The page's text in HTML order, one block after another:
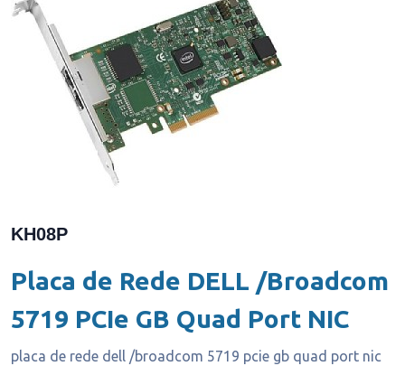
KH08P
Placa de Rede DELL /Broadcom
5719 PCIe GB Quad Port NIC
placa de rede dell /broadcom 5719 pcie gb quad port nic